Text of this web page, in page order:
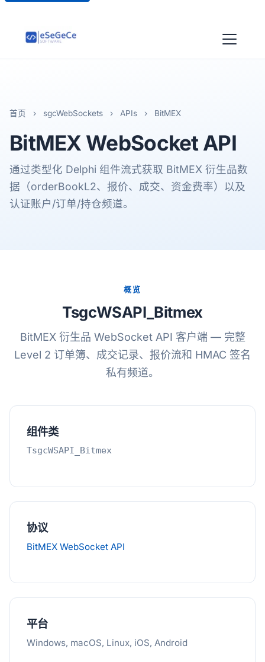
首页 › sgcWebSockets › APIs › BitMEX
BitMEX WebSocket API
通过类型化 Delphi 组件流式获取 BitMEX 衍生品数
据（orderBookL2、报价、成交、资金费率）以及
认证账户/订单/持仓频道。
概览
TsgcWSAPI_Bitmex
BitMEX 衍生品 WebSocket API 客户端 — 完整
Level 2 订单簿、成交记录、报价流和 HMAC 签名
私有频道。
组件类
TsgcWSAPI_Bitmex
协议
BitMEX WebSocket API
平台
Windows, macOS, Linux, iOS, Android